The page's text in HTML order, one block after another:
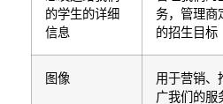
的学生的详细
信息
务，管理商
的招生目标
图像
用于营销、
广我们的服